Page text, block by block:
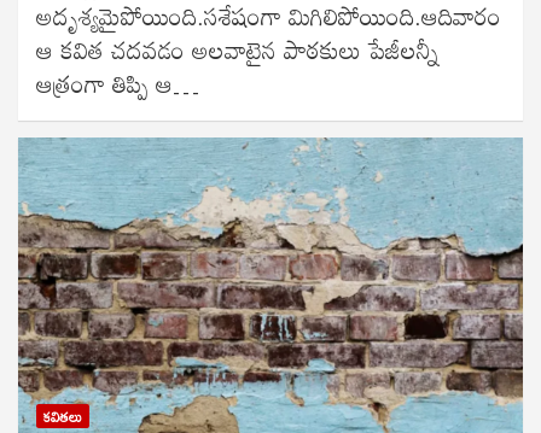
అదృశ్యమైపోయింది.సశేషంగా మిగిలిపోయింది.ఆదివారం
ఆ కవిత చదవడం అలవాటైన పాఠకులు పేజీలన్నీ
ఆత్రంగా తిప్పి ఆ…
కవితలు